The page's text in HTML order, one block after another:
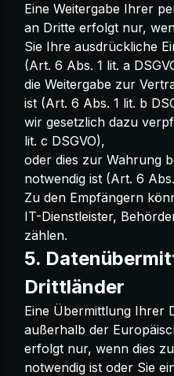
Eine Weitergabe Ihrer
an Dritte erfolgt nur,
Sie Ihre ausdrückliche
(Art. 6 Abs. 1 lit. a
die Weitergabe zur
ist (Art. 6 Abs. 1 lit. b
wir gesetzlich dazu
lit. c DSGVO),
oder dies zur Wahrung
notwendig ist (Art. 6
Zu den Empfängern
IT-Dienstleister,
zählen.
5.
Drittländer
Eine Übermittlung Ihrer
außerhalb der
erfolgt nur, wenn dies
notwendig ist oder Sie